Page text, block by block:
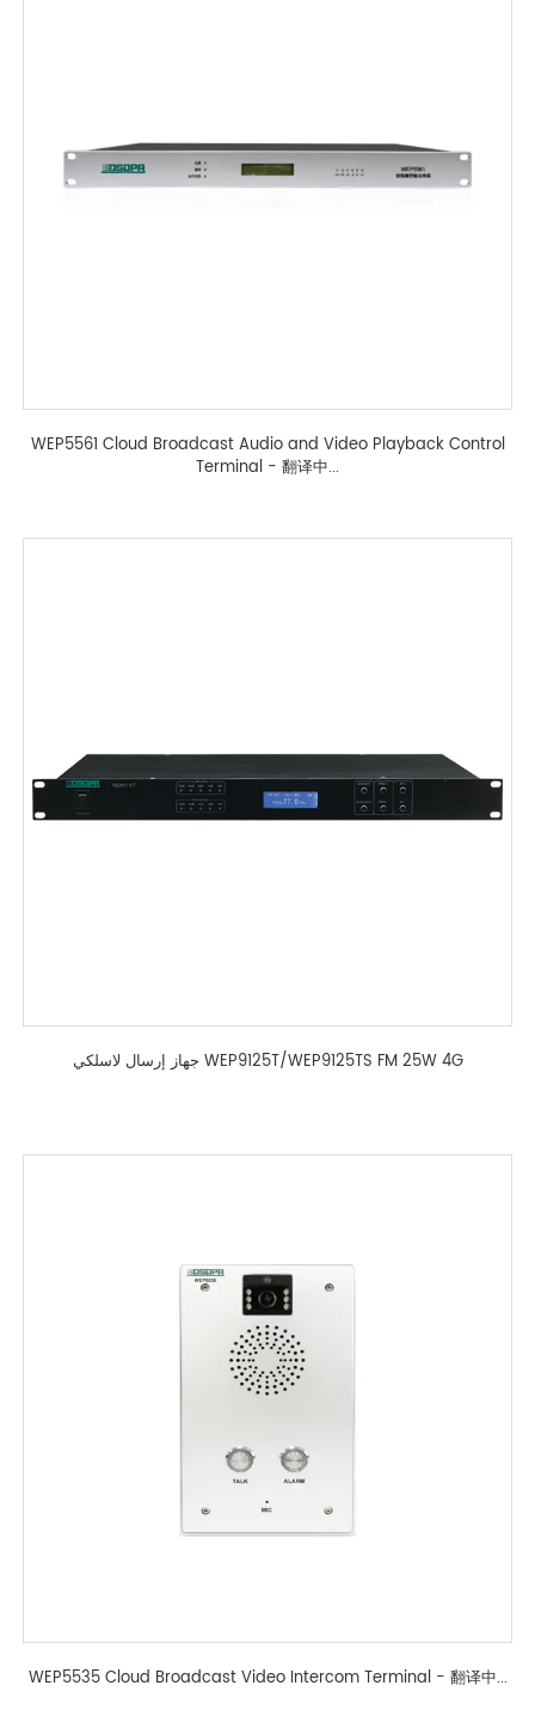
WEP5561 Cloud Broadcast Audio and Video Playback Control
Terminal - 翻译中...
جهاز إرسال لاسلكي WEP9125T/WEP9125TS FM 25W 4G
WEP5535 Cloud Broadcast Video Intercom Terminal - 翻译中...